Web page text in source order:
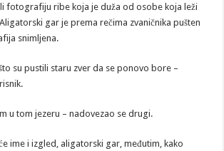
fotografiju ribe koja je duža od osobe koja leži
gar je prema rečima zvaničnika pušten
snimljena.
su pustili staru zver da se ponovo bore –
u tom jezeru – nadovezao se drugi.
ime i izgled, aligatorski gar, međutim, kako